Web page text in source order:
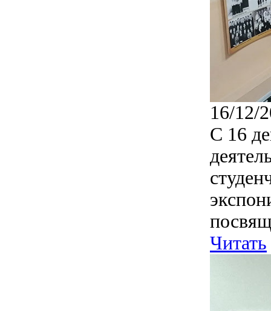
16/12/
С 16
Читать